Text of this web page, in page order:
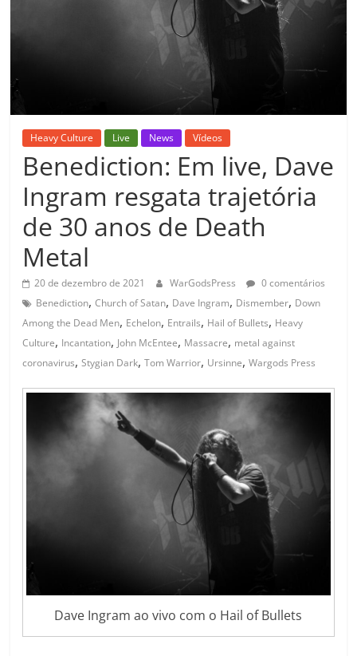
Heavy Culture Live News Vídeos
Benediction: Em live, Dave
Ingram resgata trajetória
de 30 anos de Death
Metal
20 de dezembro de 2021 WarGodsPress
0 comentários
Benediction,Church of Satan, Dave Ingram, Dismember, Down
Among the Dead Men, Echelon, Entrails, Hail of Bullets, Heavy
Culture, Incantation, John McEntee, Massacre, metal against
coronavirus,Stygian Dark,Tom Warrior, Ursinne,Wargods Press
Dave Ingram ao vivo com o Hail of Bullets